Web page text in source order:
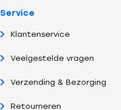
Service
Klantenservice
Veelgestelde vragen
Verzending & Bezorging
Retourneren